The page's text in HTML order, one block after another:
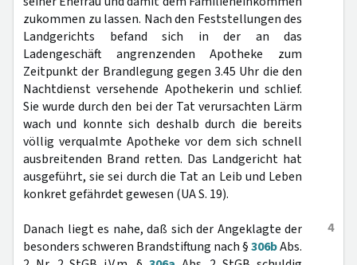
zukommen zu lassen. Nach den Feststellungen des
Landgerichts befand sich in der an das
Ladengeschäft angrenzenden Apotheke zum
Zeitpunkt der Brandlegung gegen 3.45 Uhr die den
Nachtdienst versehende Apothekerin und schlief.
Sie wurde durch den bei der Tat verursachten Lärm
wach und konnte sich deshalb durch die bereits
völlig verqualmte Apotheke vor dem sich schnell
ausbreitenden Brand retten. Das Landgericht hat
ausgeführt, sie sei durch die Tat an Leib und Leben
konkret gefährdet gewesen (UA S. 19).
4
Danach liegt es nahe, daß sich der Angeklagte der
besonders schweren Brandstiftung nach §306bAbs.